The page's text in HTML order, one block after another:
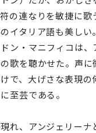
の連なりを敏捷に歌
イタリア語も美しい
ン・マニフィコは、
歌を聴かせた。声に
で、大げさな表現の
至芸である。
れ、アンジェリーナ